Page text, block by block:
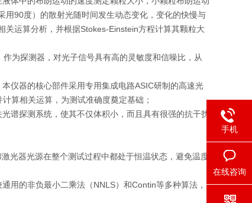
90度）的散射光随时间发生动态变化，变化的快慢与
运算分析，并根据Stokes-Einstein方程计算其颗粒大
为探测器，对光子信号具有高的灵敏度和信噪比，从
仪器的核心部件采用专用集成电路ASIC研制的高速光
算相关运算，为测试准确度奠定基础；
谱探测系统，使其不仅体积小，而且具有很强的抗干扰
光器光源在整个测试过程中都处于恒温状态，避免温度
用的非负最小二乘法（NNLS）和Contin等多种算法，
手机
在线咨询